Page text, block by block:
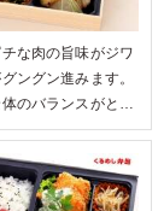
な肉の旨味がジワ
ングン進みます。
のバランスがとれ